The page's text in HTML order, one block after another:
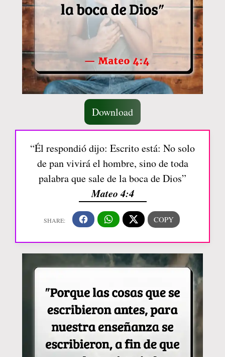
Download
“Él respondió dijo: Escrito está: No solo
de pan vivirá el hombre, sino de toda
palabra que sale de la boca de Dios”
Mateo 4:4